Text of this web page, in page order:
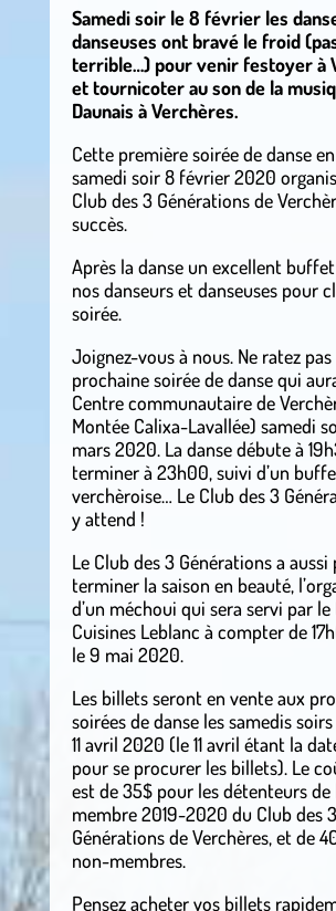
Samedi soir le 8 février les
danseuses ont bravé le froid
terrible…) pour venir festoyer à
et tournicoter au son de la
Daunais à Verchères.
Cette première soirée de danse
samedi soir 8 février 2020
Club des 3 Générations de
succès.
Après la danse un excellent
nos danseurs et danseuses pour
soirée.
Joignez-vous à nous. Ne ratez pas
prochaine soirée de danse qui
Centre communautaire de
Montée Calixa-Lavallée) samedi
mars 2020. La danse débute à
terminer à 23h00, suivi d’un
verchèroise… Le Club des 3
y attend !
Le Club des 3 Générations a
terminer la saison en beauté,
d’un méchoui qui sera servi par
Cuisines Leblanc à compter de
le 9 mai 2020.
Les billets seront en vente aux
soirées de danse les samedis soirs
11 avril 2020 (le 11 avril étant la
pour se procurer les billets). Le
est de 35$ pour les détenteurs de
membre 2019-2020 du Club des 3
Générations de Verchères, et de
non-membres.
Pensez acheter vos billets